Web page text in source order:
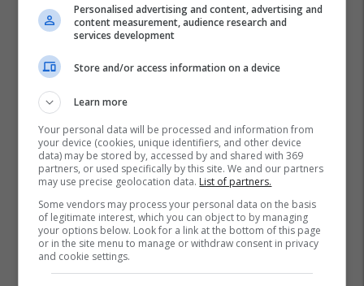
Personalised advertising and content, advertising and
content measurement, audience research and
services development
Store and/or access information on a device
Learn more
Your personal data will be processed and information from
your device (cookies, unique identifiers, and other device
data) may be stored by, accessed by and shared with 369
partners, or used specifically by this site. We and our partners
may use precise geolocation data. List of partners.
Some vendors may process your personal data on the basis
of legitimate interest, which you can object to by managing
your options below. Look for a link at the bottom of this page
or in the site menu to manage or withdraw consent in privacy
and cookie settings.